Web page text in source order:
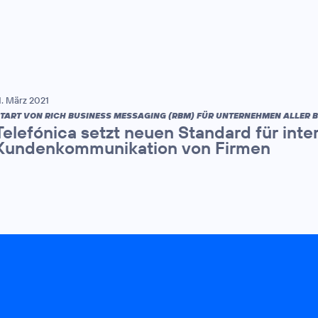
März 2021
VON RICH BUSINESS MESSAGING (RBM) FÜR UNTERNEHMEN ALLER
setzt neuen Standard für
von Firmen